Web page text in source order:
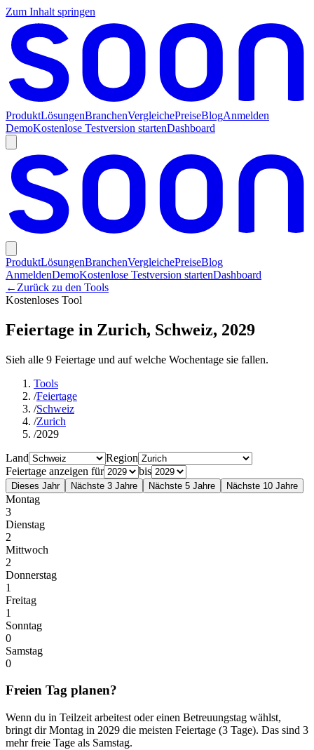
Zum Inhalt springen
ProduktLösungenBranchenVergleichePreiseBlogAnmelden
DemoKostenlose Testversion startenDashboard
ProduktLösungenBranchenVergleichePreiseBlog
AnmeldenDemoKostenlose Testversion startenDashboard
← Zurück zu den Tools
Kostenloses Tool
Feiertage in Zurich, Schweiz, 2029
Sieh alle 9 Feiertage und auf welche Wochentage sie fallen.
Tools
/Feiertage
/Schweiz
/Zurich
/2029
Land
Region
Feiertage anzeigen für
bis
Dieses Jahr Nächste 3 Jahre Nächste 5 Jahre Nächste 10 Jahre
Montag
3
Dienstag
2
Mittwoch
2
Donnerstag
1
Freitag
1
Sonntag
0
Samstag
0
Freien Tag planen?
Wenn du in Teilzeit arbeitest oder einen Betreuungstag wählst,
bringt dir Montag in 2029 die meisten Feiertage (3 Tage). Das sind 3
mehr freie Tage als Samstag.